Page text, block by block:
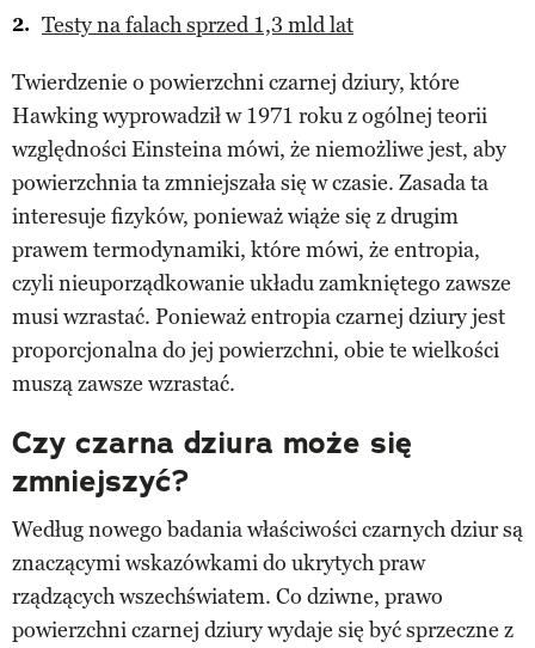
Testy na falach sprzed 1,3 mld lat
Twierdzenie o powierzchni czarnej dziury, które
Hawking wyprowadził w 1971 roku z ogólnej teorii
względności Einsteina mówi, że niemożliwe jest, aby
powierzchnia ta zmniejszała się w czasie. Zasada ta
interesuje fizyków, ponieważ wiąże się z drugim
prawem termodynamiki, które mówi, że entropia,
czyli nieuporządkowanie układu zamkniętego zawsze
musi wzrastać. Ponieważ entropia czarnej dziury jest
proporcjonalna do jej powierzchni, obie te wielkości
muszą zawsze wzrastać.
Czy czarna dziura może się
zmniejszyć?
Według nowego badania właściwości czarnych dziur są
znaczącymi wskazówkami do ukrytych praw
rządzących wszechświatem. Co dziwne, prawo
powierzchni czarnej dziury wydaje się być sprzeczne z